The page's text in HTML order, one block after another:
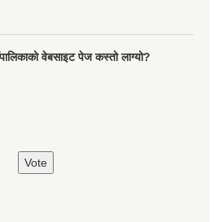
वेबसाइट पेज कस्तो लाग्यो?